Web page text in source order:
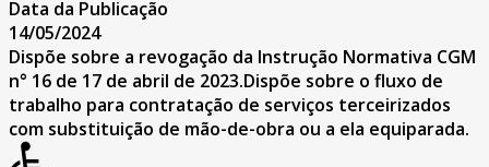
Data da Publicação
14/05/2024
Dispõe sobre a revogação da Instrução Normativa CGM
n° 16 de 17 de abril de 2023.Dispõe sobre o fluxo de
trabalho para contratação de serviços terceirizados
com substituição de mão-de-obra ou a ela equiparada.